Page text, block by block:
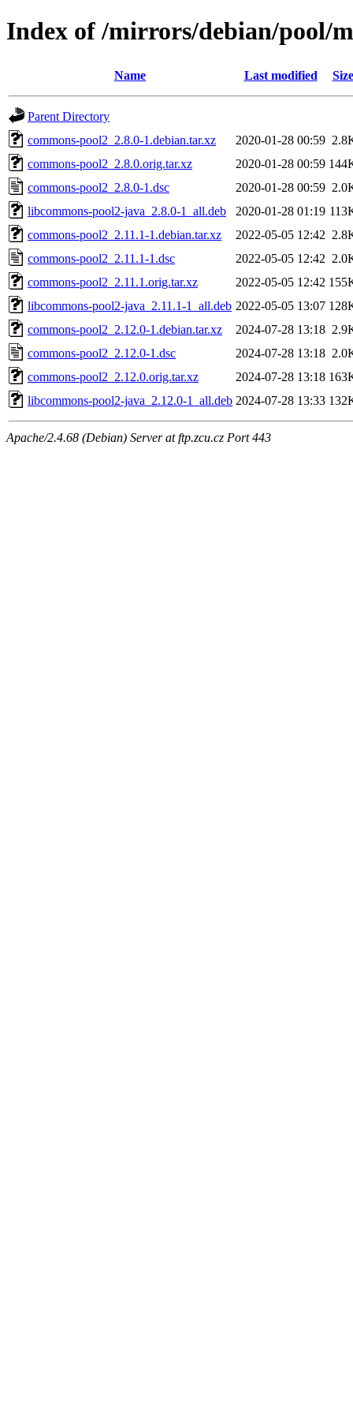
Index of /mirrors/debian/pool/
Name Last modified Size
Parent Directory
commons-pool2_2.8.0-1.debian.tar.xz
2020-01-28 00:59
commons-pool2_2.8.0.orig.tar.xz
2020-01-28 00:59
commons-pool2_2.8.0-1.dsc
2020-01-28 00:59
libcommons-pool2-java_2.8.0-1_all.deb
2020-01-28 01:19
commons-pool2_2.11.1-1.debian.tar.xz
2022-05-05 12:42
commons-pool2_2.11.1-1.dsc
2022-05-05 12:42
commons-pool2_2.11.1.orig.tar.xz
2022-05-05 12:42
libcommons-pool2-java_2.11.1-1_all.deb 2022-05-05 13:07
commons-pool2_2.12.0-1.debian.tar.xz
2024-07-28 13:18
commons-pool2_2.12.0-1.dsc
2024-07-28 13:18
commons-pool2_2.12.0.orig.tar.xz
2024-07-28 13:18
libcommons-pool2-java_2.12.0-1_all.deb 2024-07-28 13:33
Apache/2.4.68 (Debian) Server at ftp.zcu.cz Port 443